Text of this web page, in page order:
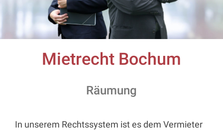
Mietrecht Bochum
Räumung
In unserem Rechtssystem ist es dem Vermieter